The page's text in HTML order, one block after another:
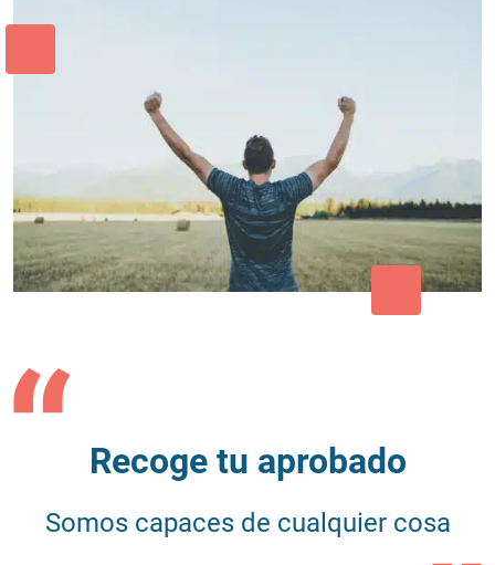
Recoge tu aprobado
Somos capaces de cualquier cosa